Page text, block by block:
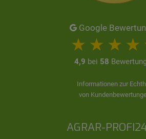
Google
4,9 bei 58
Informationen zur
von
AGRAR-